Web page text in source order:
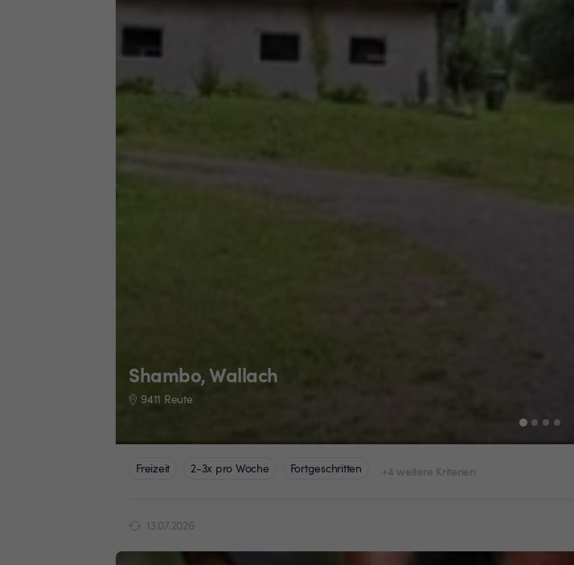
Shambo, Wallach
9411 Reute
Freizeit 2-3x pro Woche Fortgeschritten +4 weitere Kriterien
13.07.2026